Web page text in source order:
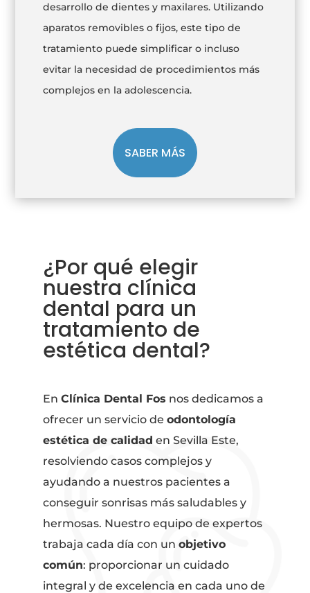
desarrollo de dientes y maxilares. Utilizando
aparatos removibles o fijos, este tipo de
tratamiento puede simplificar o incluso
evitar la necesidad de procedimientos más
complejos en la adolescencia.
SABER MÁS
¿Por qué elegir
nuestra clínica
dental para un
tratamiento de
estética dental?
EnClínica Dental Fos nos dedicamos a
ofrecer un servicio deodontología
estética de calidad en Sevilla Este,
resolviendo casos complejos y
ayudando a nuestros pacientes a
conseguir sonrisas más saludables y
hermosas. Nuestro equipo de expertos
trabaja cada día con unobjetivo
común: proporcionar un cuidado
integral y de excelencia en cada uno de